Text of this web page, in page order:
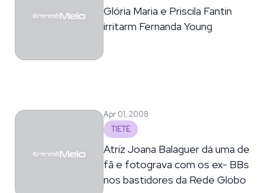
Glória Maria e Priscila Fantin
irritarm Fernanda Young
Apr 01, 2008
TIETE
Atriz Joana Balaguer dá uma de
fã e fotograva com os ex- BBs
nos bastidores da Rede Globo